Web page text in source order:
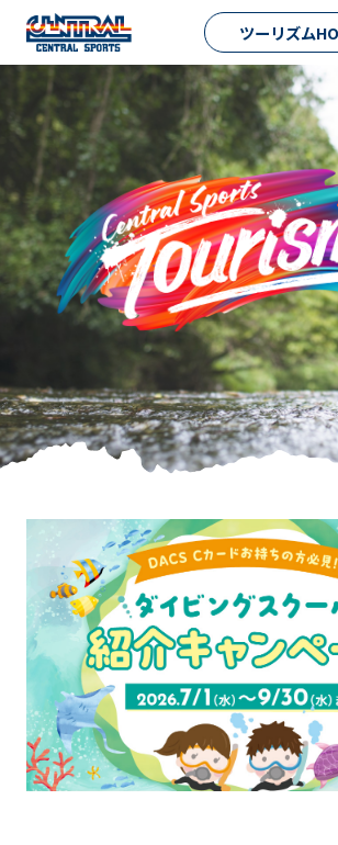
ツーリズム